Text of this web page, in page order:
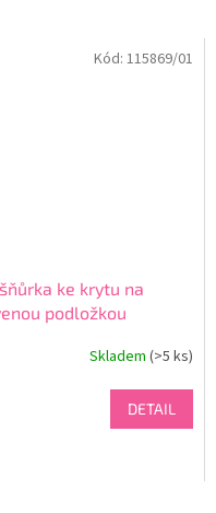
ke krytu na
podložkou
Skladem (>5 ks)
DETAIL
Kód: 115869/01